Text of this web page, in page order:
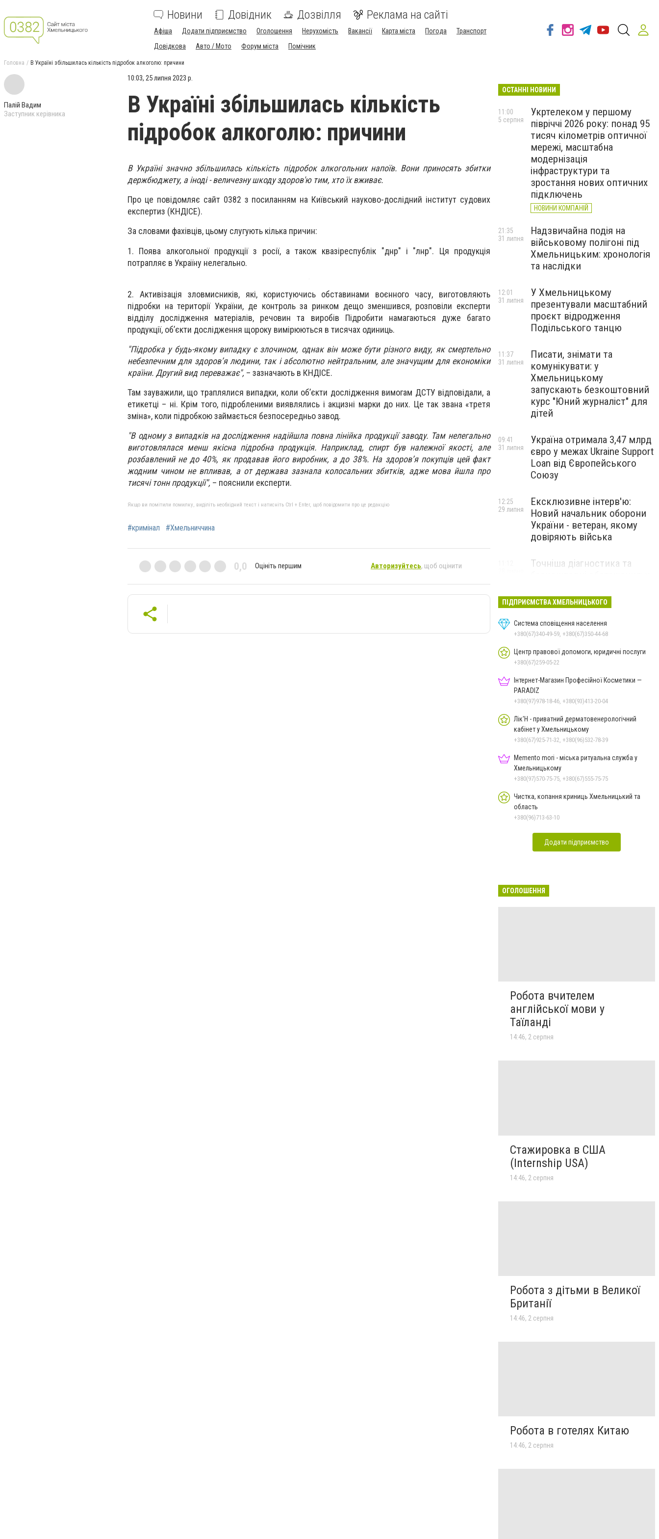
Новини Довідник Дозвілля Реклама на сайті
Афіша Додати підприємство Оголошення Нерухомість Вакансії Карта міста Погода
Транспорт
Довідкова
Авто / Мото Форум міста Помічник
Головна В Україні збільшилась кількість підробок алкоголю: причини
Палій Вадим
Заступник керівника
10:03, 25 липня 2023 р.
В Україні збільшилась кількість
підробок алкоголю: причини
В Україні значно збільшилась кількість підробок алкогольних напоїв. Вони приносять збитки
держбюджету, а іноді - величезну шкоду здоров'ю тим, хто їх вживає.
Про це повідомляє сайт 0382 з посиланням на Київський науково-дослідний інститут судових
експертиз (КНДІСЕ).
За словами фахівців, цьому слугують кілька причин:
1. Поява алкогольної продукції з росії, а також квазіреспублік "днр" і "лнр". Ця продукція
потрапляє в Україну нелегально.
2. Активізація зловмисників, які, користуючись обставинами воєнного часу, виготовляють
підробки на території України, де контроль за ринком дещо зменшився, розповіли експерти
відділу дослідження матеріалів, речовин та виробів Підробити намагаються дуже багато
продукції, об’єкти дослідження щороку вимірюються в тисячах одиниць.
"Підробка у будь-якому випадку є злочином, однак він може бути різного виду, як смертельно
небезпечним для здоров’я людини, так і абсолютно нейтральним, але значущим для економіки
країни. Другий вид переважає", – зазначають в КНДІСЕ.
Там зауважили, що траплялися випадки, коли об’єкти дослідження вимогам ДСТУ відповідали, а
етикетці – ні. Крім того, підробленими виявлялись і акцизні марки до них. Це так звана «третя
зміна», коли підробкою займається безпосередньо завод.
"В одному з випадків на дослідження надійшла повна лінійка продукції заводу. Там нелегально
виготовлялася менш якісна підробна продукція. Наприклад, спирт був належної якості, але
розбавлений не до 40%, як продавав його виробник, а до 38%. На здоров’я покупців цей факт
жодним чином не впливав, а от держава зазнала колосальних збитків, адже мова йшла про
тисячі тонн продукції", – пояснили експерти.
Якщо ви помітили помилку, виділіть необхідний текст і натисніть Ctrl + Enter, щоб повідомити про це редакцію
#кримінал #Хмельниччина
0,0 Оцініть першим Авторизуйтесь, щоб оцінити
ОСТАННІ НОВИНИ
Укртелеком у першому
півріччі 2026 року: понад 95
тисяч кілометрів оптичної
мережі, масштабна
модернізація
інфраструктури та
зростання нових оптичних
підключень
НОВИНИ КОМПАНІЙ
11:00
5 серпня
Надзвичайна подія на
військовому полігоні під
Хмельницьким: хронологія
та наслідки
21:35
31 липня
У Хмельницькому
презентували масштабний
проєкт відродження
Подільського танцю
12:01
31 липня
Писати, знімати та
комунікувати: у
Хмельницькому
запускають безкоштовний
курс "Юний журналіст" для
дітей
11:37
31 липня
Україна отримала 3,47 млрд
євро у межах Ukraine Support
Loan від Європейського
Союзу
09:41
31 липня
Ексклюзивне інтерв'ю:
Новий начальник оборони
України - ветеран, якому
довіряють війська
12:25
29 липня
Точніша діагностика та
протипухлинному центрі
запрацював новий
томограф
Паперовий флот замість
Чорноморського: як реальні
на дитячу аплікацію
23:42
27 липня
ПІДПРИЄМСТВА ХМЕЛЬНИЦЬКОГО
Система сповіщення населення
+380(67)340-49-59, +380(67)350-44-68
Центр правової допомоги, юридичні послуги
+380(67)259-05-22
Інтернет-Магазин Професійної Косметики —
PARADIZ
+380(97)978-18-46, +380(93)413-20-04
Лік'Н - приватний дерматовенерологічний
кабінет у Хмельницькому
+380(67)925-71-32, +380(96)532-78-39
Memento mori - міська ритуальна служба у
Хмельницькому
+380(97)570-75-75, +380(67)555-75-75
Чистка, копання криниць Хмельницький та
область
+380(96)713-63-10
Додати підприємство
ОГОЛОШЕННЯ
Робота вчителем
англійської мови у
Таїланді
14:46, 2 серпня
Стажировка в США
(Internship USA)
14:46, 2 серпня
Робота з дітьми в Великої
Британії
14:46, 2 серпня
Робота в готелях Китаю
14:46, 2 серпня